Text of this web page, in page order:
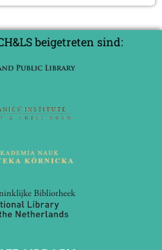
beigetreten sind: